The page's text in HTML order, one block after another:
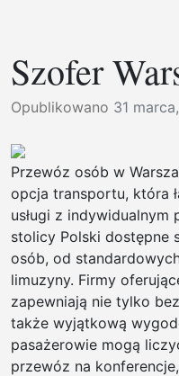
Szofer
Opublikowano 31
Przewóz osób w
opcja transportu, która
usługi z indywidualnym
stolicy Polski dostępne
osób, od
limuzyny. Firmy
zapewniają nie tylko
także wyjątkową
pasażerowie mogą
przewóz na